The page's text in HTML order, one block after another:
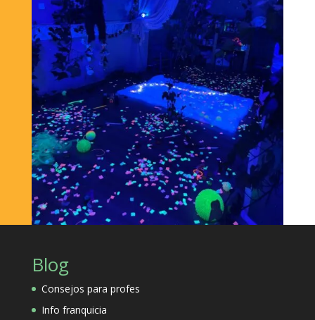
Blog
Consejos para profes
Info franquicia